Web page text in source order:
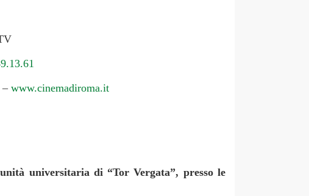
– www.cinemadiroma.it
universitaria di “Tor Vergata”, presso le